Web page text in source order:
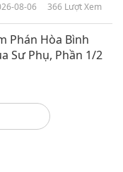
Kho Tiêu Với
Bổ Dưỡng Từ Sáu
Thơm Ngon
03-10 5977
08-06 366 Lượt Xem
Phán Hòa Bình
Sư Phụ, Phần 1/2
08-06